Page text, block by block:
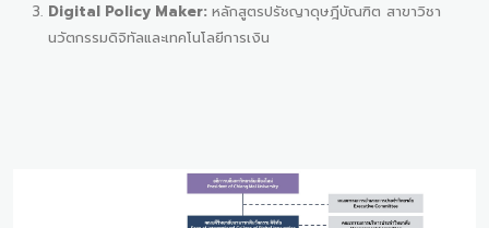
Digital Policy Maker: หลักสูตรปรัชญาดุษฎีบัณฑิต สาขาวิชา
นวัตกรรมดิจิทัลและเทคโนโลยีการเงิน